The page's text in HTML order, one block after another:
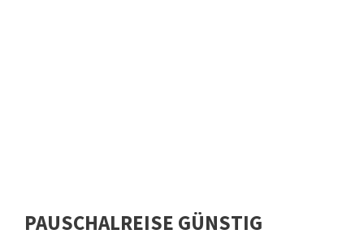
PAUSCHALREISE GÜNSTIG